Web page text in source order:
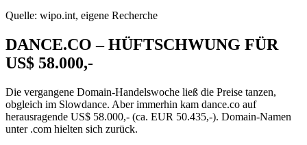
Quelle: wipo.int, eigene Recherche
DANCE.CO – HÜFTSCHWUNG FÜR
US$ 58.000,-
Die vergangene Domain-Handelswoche ließ die Preise tanzen,
obgleich im Slowdance. Aber immerhin kam dance.co auf
herausragende US$ 58.000,- (ca. EUR 50.435,-). Domain-Namen
unter .com hielten sich zurück.